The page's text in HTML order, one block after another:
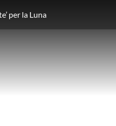
l’osservazione del cosmo